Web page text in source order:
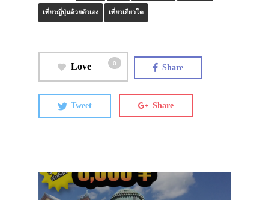
เที่ยวญี่ปุ่นด้วยตัวเอง เที่ยวเกียวโต
Love 0 Share
Tweet Share